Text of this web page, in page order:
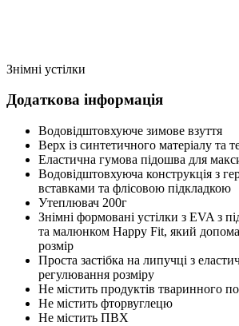
Знімні устілки
Додаткова інформація
Водовідштовхуюче зимове взуття
Верх із синтетичного матеріалу та
Еластична гумова підошва для
Водовідштовхуюча конструкція з
вставками та флісовою підкладкою
Утеплювач 200г
Знімні формовані устілки з EVA з
та малюнком Happy Fit, який
розмір
Проста застібка на липучці з
регулювання розміру
Не містить продуктів тваринного
Не містить фторвуглецю
Не містить ПВХ